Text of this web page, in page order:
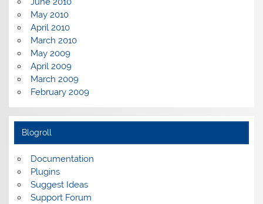
May 2010
April 2010
March 2010
May 2009
April 2009
March 2009
February 2009
Blogroll
Documentation
Plugins
Suggest Ideas
Support Forum